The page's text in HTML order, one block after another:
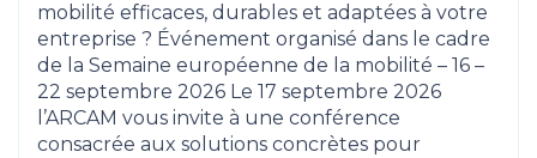
mobilité efficaces, durables et adaptées à votre
entreprise ? Événement organisé dans le cadre
de la Semaine européenne de la mobilité – 16 –
22 septembre 2026 Le 17 septembre 2026
l’ARCAM vous invite à une conférence
consacrée aux solutions concrètes pour